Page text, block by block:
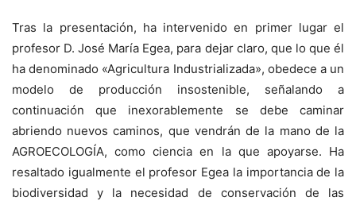
Tras la presentación, ha intervenido en primer lugar el
profesor D. José María Egea, para dejar claro, que lo que él
ha denominado «Agricultura Industrializada», obedece a un
modelo de producción insostenible, señalando a
continuación que inexorablemente se debe caminar
abriendo nuevos caminos, que vendrán de la mano de la
AGROECOLOGÍA, como ciencia en la que apoyarse. Ha
resaltado igualmente el profesor Egea la importancia de la
biodiversidad y la necesidad de conservación de las